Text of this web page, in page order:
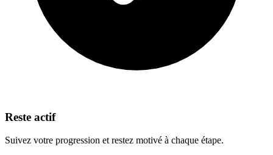
Reste actif
Suivez votre progression et restez motivé à chaque étape.